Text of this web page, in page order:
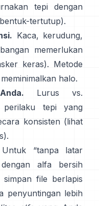
tepi dengan
bentuk-tertutup).
Kaca, kerudung,
memerlukan
keras). Metode
meminimalkan halo.
Lurus vs.
perilaku tepi yang
konsisten (lihat
).
Untuk “tanpa latar
alfa bersih
simpan file berlapis
penyuntingan lebih